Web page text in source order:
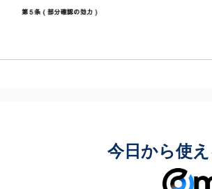
今日から使